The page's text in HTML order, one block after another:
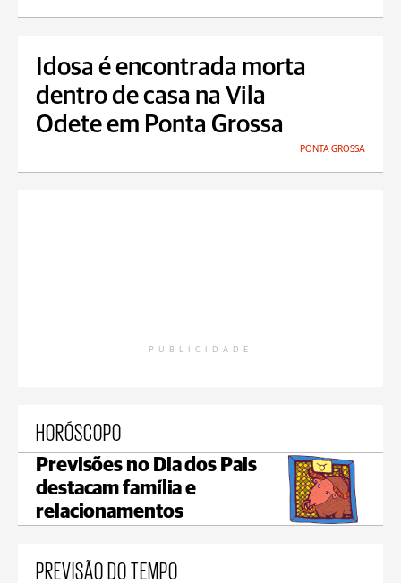
Idosa é encontrada morta
dentro de casa na Vila
Odete em Ponta Grossa
PONTA GROSSA
PUBLICIDADE
HORÓSCOPO
Previsões no Dia dos Pais
destacam família e
relacionamentos
PREVISÃO DO TEMPO